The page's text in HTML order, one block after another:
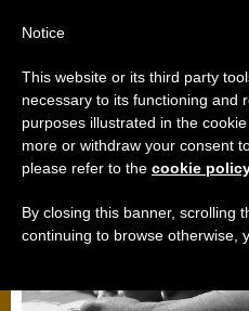
الكرسي الرسولي
Notice
This website or its third party
necessary to its functioning and
purposes illustrated in the
more or withdraw your consent
please refer to the cookie
By closing this banner, scrolling
continuing to browse otherwise,